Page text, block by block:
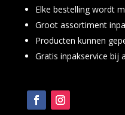
Elke bestelling wordt
Groot assortiment
Producten kunnen
Gratis inpakservice bij